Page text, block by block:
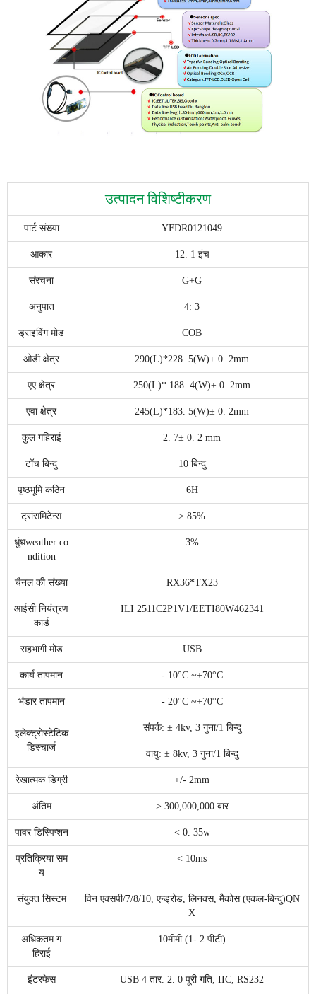
उत्पादन विशिष्टीकरण
पार्ट संख्या YFDR0121049
आकार 12. 1 इंच
संरचना G+G
अनुपात 4: 3
ड्राइविंग मोड COB
ओडी क्षेत्र 290(L)*228. 5(W)± 0. 2mm
एए क्षेत्र 250(L)* 188. 4(W)± 0. 2mm
एवा क्षेत्र 245(L)*183. 5(W)± 0. 2mm
कुल गहिराई 2. 7± 0. 2 mm
टॉच बिन्दु 10 बिन्दु
पृष्ठभूमि कठिन 6H
ट्रांसमिटेन्स > 85%
धुंधweather co
ndition
3%
चैनल की संख्या RX36*TX23
आईसी नियंत्रण
कार्ड
ILI 2511C2P1V1/EETI80W462341
सहभागी मोड USB
कार्य तापमान - 10°C ~+70°C
भंडार तापमान - 20°C ~+70°C
इलेक्ट्रोस्टेटिक
डिस्चार्ज
संपर्क: ± 4kv, 3 गुना/1 बिन्दु
वायु: ± 8kv, 3 गुना/1 बिन्दु
रेखात्मक डिग्री +/- 2mm
अंतिम > 300,000,000 बार
पावर डिस्पिप्शन < 0. 35w
प्रतिक्रिया सम
य
< 10ms
संयुक्त सिस्टम
विन एक्सपी/7/8/10, एन्ड्रोड, लिनक्स, मैकोस (एकल-बिन्दु)QN
X
अधिकतम ग
हिराई
10मीमी (1- 2 पीटी)
इंटरफेस USB 4 तार. 2. 0 पूरी गति, IIC, RS232